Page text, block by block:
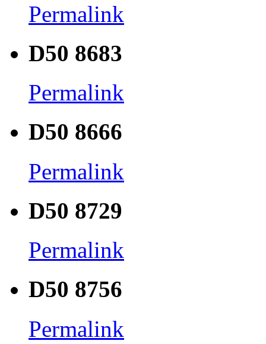
Permalink
D50 8683
Permalink
D50 8666
Permalink
D50 8729
Permalink
D50 8756
Permalink